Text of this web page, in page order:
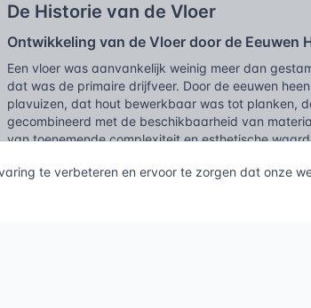
De Historie van de Vloer
Ontwikkeling van de Vloer door de Eeuwen
Een vloer was aanvankelijk weinig meer dan
dat was de primaire drijfveer. Door de eeuwen
plavuizen, dat hout bewerkbaar was tot planken,
gecombineerd met de beschikbaarheid van
van toenemende complexiteit en esthetische
In de middeleeuwen zag men al de diversiteit
voor isolatie boven kruipruimtes. Estrikken,
te verbeteren en ervoor te zorgen dat onze